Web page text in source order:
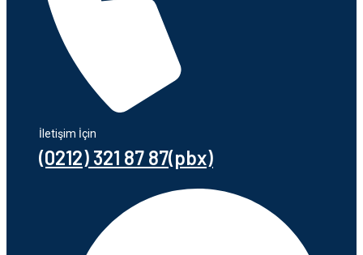
İletişim İçin
(0212) 321 87 87(pbx)